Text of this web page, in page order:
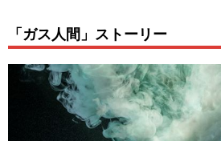
「ガス人間」ストーリー